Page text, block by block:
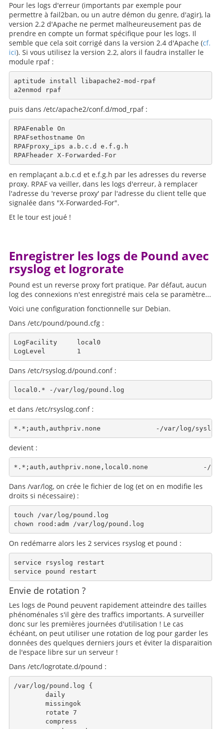
Pour les logs d'erreur (importants par exemple pour
permettre à fail2ban, ou un autre démon du genre, d'agir), la
version 2.2 d'Apache ne permet malheureusement pas de
prendre en compte un format spécifique pour les logs. Il
semble que cela soit corrigé dans la version 2.4 d'Apache (cf.
ici). Si vous utilisez la version 2.2, alors il faudra installer le
module rpaf :
aptitude install libapache2-mod-rpaf
puis dans /etc/apache2/conf.d/mod_rpaf :
RPAFenable On
RPAFsethostname On
RPAFproxy_ips a.b.c.d e.f.g.h
en remplaçant a.b.c.d et e.f.g.h par les adresses du reverse
proxy. RPAF va veiller, dans les logs d'erreur, à remplacer
l'adresse du 'reverse proxy' par l'adresse du client telle que
signalée dans "X-Forwarded-For".
Et le tour est joué !
Enregistrer les logs de Pound avec
rsyslog et logrorate
Pound est un reverse proxy fort pratique. Par défaut, aucun
log des connexions n'est enregistré mais cela se paramètre...
Voici une configuration fonctionnelle sur Debian.
Dans /etc/pound/pound.cfg :
LogFacility     local0
Dans /etc/rsyslog.d/pound.conf :
et dans /etc/rsyslog.conf :
devient :
Dans /var/log, on crée le fichier de log (et on en modifie les
droits si nécessaire) :
touch /var/log/pound.log
On redémarre alors les 2 services rsyslog et pound :
service rsyslog restart
Envie de rotation ?
Les logs de Pound peuvent rapidement atteindre des tailles
phénoménales s'il gère des traffics importants. A surveiller
donc sur les premières journées d'utilisation ! Le cas
échéant, on peut utiliser une rotation de log pour garder les
données des quelques derniers jours et éviter la disparaition
de l'espace libre sur un serveur !
Dans /etc/logrotate.d/pound :
/var/log/pound.log {
        daily
        missingok
        rotate 7
        compress